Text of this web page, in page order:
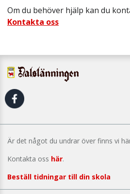
Om du behöver hjälp kan du
Kontakta oss
Är det något du undrar över finns vi
Kontakta oss här.
Beställ tidningar till din skola